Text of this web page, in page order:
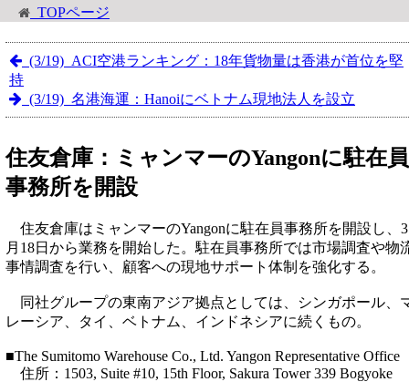
TOPページ
(3/19) ACI空港ランキング：18年貨物量は香港が首位を堅
持
(3/19) 名港海運：Hanoiにベトナム現地法人を設立
住友倉庫：ミャンマーのYangonに駐在員
事務所を開設
住友倉庫はミャンマーのYangonに駐在員事務所を開設し、3
月18日から業務を開始した。駐在員事務所では市場調査や物
事情調査を行い、顧客への現地サポート体制を強化する。
同社グループの東南アジア拠点としては、シンガポール、
レーシア、タイ、ベトナム、インドネシアに続くもの。
■The Sumitomo Warehouse Co., Ltd. Yangon Representative Office
住所：1503, Suite #10, 15th Floor, Sakura Tower 339 Bogyoke